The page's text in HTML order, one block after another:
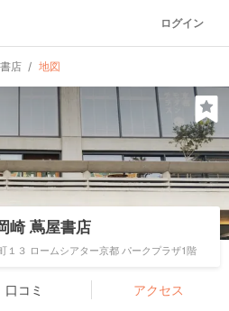
ログイン
店 地図
崎 蔦屋書店
１３ ロームシアター京都 パークプラザ1階
口コミ アクセス